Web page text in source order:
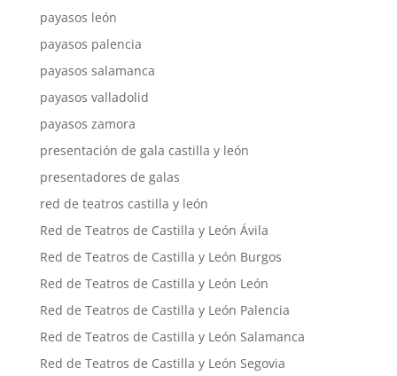
payasos león
payasos palencia
payasos salamanca
payasos valladolid
payasos zamora
presentación de gala castilla y león
presentadores de galas
red de teatros castilla y león
Red de Teatros de Castilla y León Ávila
Red de Teatros de Castilla y León Burgos
Red de Teatros de Castilla y León León
Red de Teatros de Castilla y León Palencia
Red de Teatros de Castilla y León Salamanca
Red de Teatros de Castilla y León Segovia